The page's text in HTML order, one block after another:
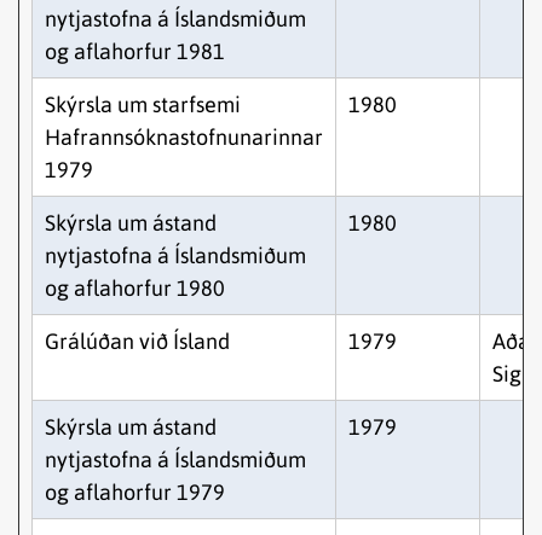
nytjastofna á Íslandsmiðum
og aflahorfur 1981
Skýrsla um starfsemi
Hafrannsóknastofnunarinnar
1979
1980
Skýrsla um ástand
nytjastofna á Íslandsmiðum
og aflahorfur 1980
1980
Grálúðan við Ísland 1979
Skýrsla um ástand
nytjastofna á Íslandsmiðum
og aflahorfur 1979
1979